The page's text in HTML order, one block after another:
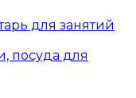
для занятий
посуда для